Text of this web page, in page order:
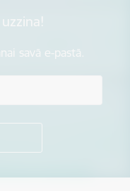
savā e-pastā.